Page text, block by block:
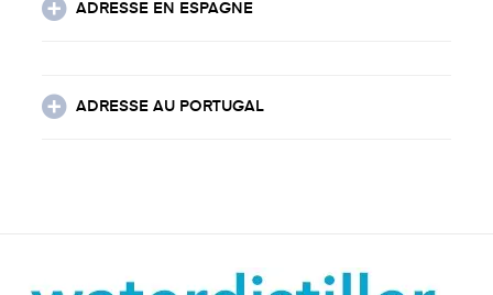
ADRESSE EN ESPAGNE
ADRESSE AU PORTUGAL